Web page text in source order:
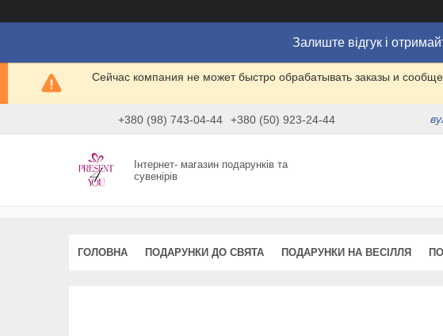
Залиште відгук і
Сейчас компания не может быстро обрабатывать заказы и
+380 (98) 743-04-44 +380 (50) 923-24-44
Інтернет- магазин подарунків та
сувенірів
ГОЛОВНА ПОДАРУНКИ ДО СВЯТА ПОДАРУНКИ НА ВЕСІЛЛЯ